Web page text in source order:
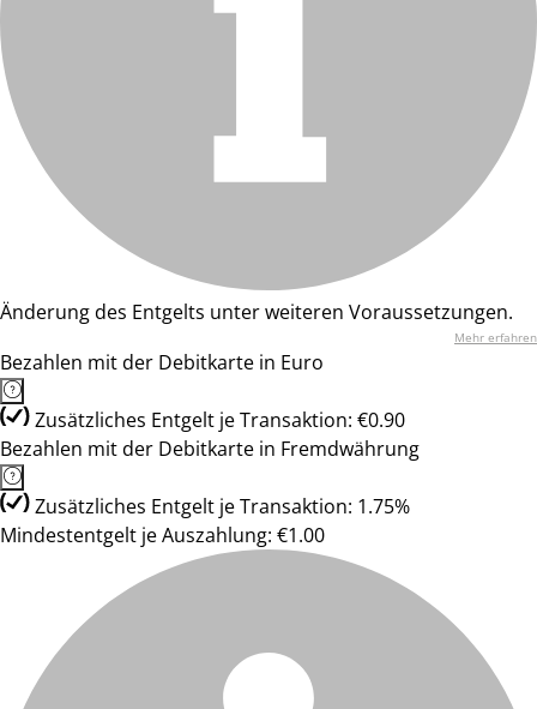
Änderung des Entgelts unter weiteren Voraussetzungen.
Mehr erfahren
Bezahlen mit der Debitkarte in Euro
Zusätzliches Entgelt je Transaktion: €0.90
Bezahlen mit der Debitkarte in Fremdwährung
Zusätzliches Entgelt je Transaktion: 1.75%
Mindestentgelt je Auszahlung: €1.00